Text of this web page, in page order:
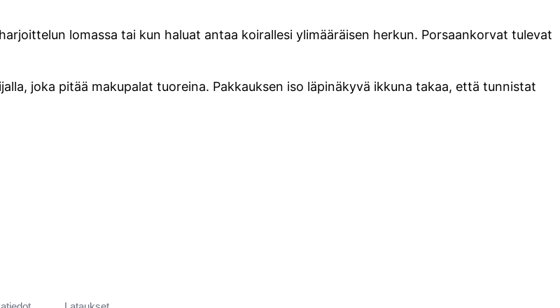
lomassa tai kun haluat antaa koirallesi ylimääräisen herkun. Porsaankorvat tulevat
joka pitää makupalat tuoreina. Pakkauksen iso läpinäkyvä ikkuna takaa, että tunnistat